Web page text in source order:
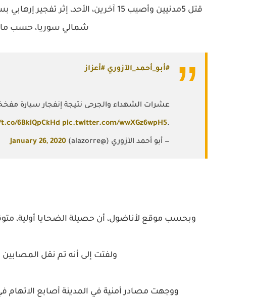
قتل 5مدنيين وأصيب 15 آخرين، الأحد،
شمالي سوريا، حسب ما
#أبو_أحمد_الآزوري #أعزاز
عشرات الشهداء والجرحى نتيجة إنفجار سيارة
.
6BkiQpCkHd pic.twitter.com/wwXGz6wpH5
— أبو أحمد الآزوري (@alazorre) January 26, 2020
وبحسب موقع لأناضول، أن حصيلة الضحايا أولية،
ولفتت إلى أنه تم نقل المصابين
ووجهت مصادر أمنية في المدينة أصابع